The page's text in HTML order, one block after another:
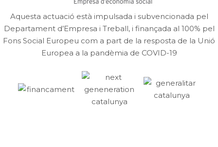
Aquesta actuació està impulsada i subvencionada pel
Departament d’Empresa i Treball, i finançada al 100% pel
Fons Social Europeu com a part de la resposta de la Unió
Europea a la pandèmia de COVID-19